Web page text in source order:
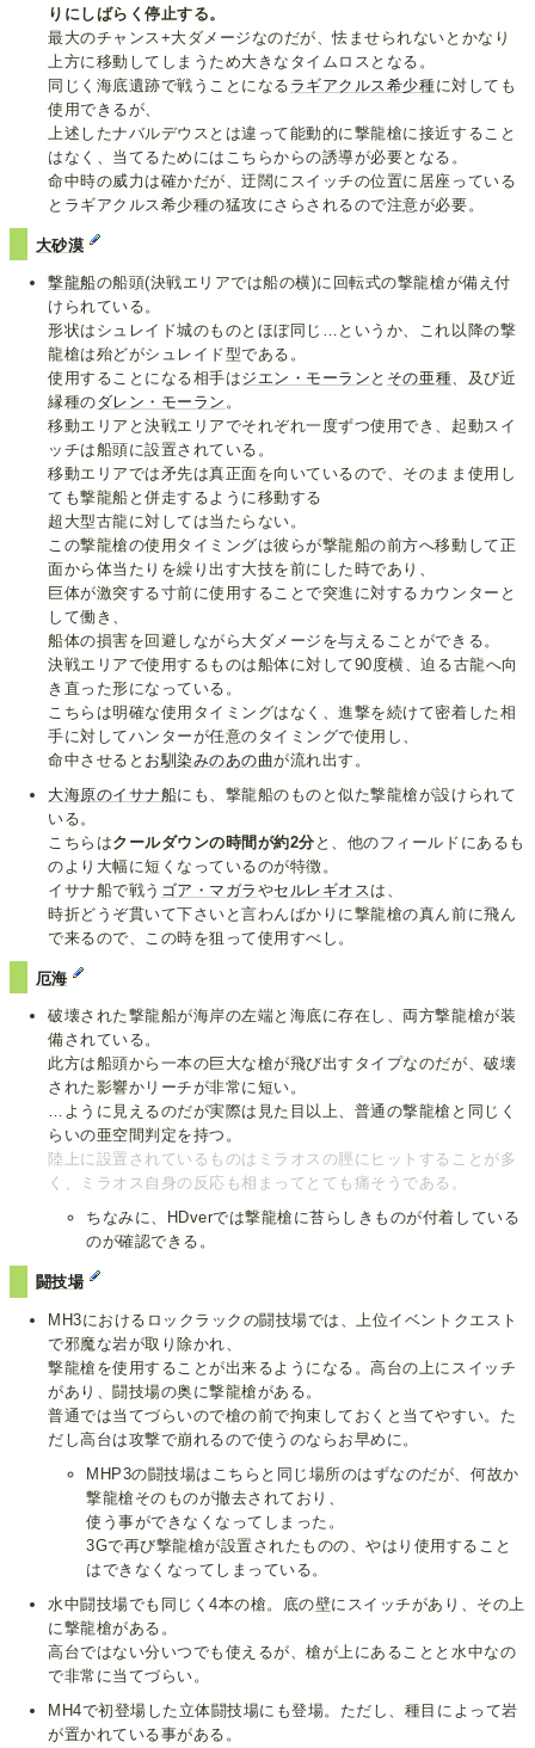
りにしばらく停止する。
最大のチャンス+大ダメージなのだが、怯ませられないとかなり
上方に移動してしまうため大きなタイムロスとなる。
同じく海底遺跡で戦うことになる ラギアクルス希少種に対しても
使用できるが、
上述したナバルデウスとは違って能動的に撃龍槍に接近すること
はなく、当てるためにはこちらからの誘導が必要となる。
命中時の威力は確かだが、迂闊にスイッチの位置に居座っている
とラギアクルス希少種の猛攻にさらされるので注意が必要。
大砂漠
撃龍船の船頭(決戦エリアでは船の横)に回転式の撃龍槍が備え付
けられている。
形状はシュレイド城のものとほぼ同じ…というか、これ以降の撃
龍槍は殆どがシュレイド型である。
使用することになる相手はジエン・モーラン と その亜種 、及び近
縁種のダレン・モーラン 。
移動エリアと決戦エリアでそれぞれ一度ずつ使用でき、起動スイ
ッチは船頭に設置されている。
移動エリアでは矛先は真正面を向いているので、そのまま使用し
ても撃龍船と併走するように移動する
超大型古龍に対しては当たらない。
この撃龍槍の使用タイミングは彼らが撃龍船の前方へ移動して正
面から体当たりを繰り出す大技を前にした時であり、
巨体が激突する寸前に使用することで突進に対するカウンターと
して働き、
船体の損害を回避しながら大ダメージを与えることができる。
決戦エリアで使用するものは船体に対して90度横、迫る古龍へ向
き直った形になっている。
こちらは明確な使用タイミングはなく、進撃を続けて密着した相
手に対してハンターが任意のタイミングで使用し、
命中させると お馴染みのあの曲が流れ出す。
大海原のイサナ船にも、撃龍船のものと似た撃龍槍が設けられて
いる。
こちらはクールダウンの時間が約2分 と、他のフィールドにあるも
のより大幅に短くなっているのが特徴。
イサナ船で戦う ゴア・マガラ やセルレギオスは、
時折どうぞ貫いて下さいと言わんばかりに撃龍槍の真ん前に飛ん
で来るので、この時を狙って使用すべし。
厄海
破壊された撃龍船が海岸の左端と海底に存在し、両方撃龍槍が装
備されている。
此方は船頭から一本の巨大な槍が飛び出すタイプなのだが、破壊
された影響かリーチが非常に短い。
…ように見えるのだが実際は見た目以上、普通の撃龍槍と同じく
らいの亜空間判定を持つ。
陸上に設置されているものはミラオスの脛にヒットすることが多
く、ミラオス自身の反応も相まってとても痛そうである。
ちなみに、HDverでは撃龍槍に苔らしきものが付着している
のが確認できる。
闘技場
MH3におけるロックラックの闘技場では、上位イベントクエスト
で邪魔な岩が取り除かれ、
撃龍槍を使用することが出来るようになる。高台の上にスイッチ
があり、闘技場の奥に撃龍槍がある。
普通では当てづらいので槍の前で拘束しておくと当てやすい。た
だし高台は攻撃で崩れるので使うのならお早めに。
MHP3の闘技場はこちらと同じ場所のはずなのだが、何故か
撃龍槍そのものが撤去されており、
使う事ができなくなってしまった。
3Gで再び撃龍槍が設置されたものの、やはり使用すること
はできなくなってしまっている。
水中闘技場でも同じく4本の槍。底の壁にスイッチがあり、その上
に撃龍槍がある。
高台ではない分いつでも使えるが、槍が上にあることと水中なの
で非常に当てづらい。
MH4で初登場した立体闘技場にも登場。ただし、種目によって岩
が置かれている事がある。